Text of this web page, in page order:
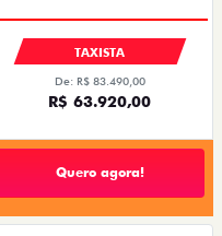
TAXISTA
De: R$ 83.490,00
R$ 63.920,00
Quero agora!